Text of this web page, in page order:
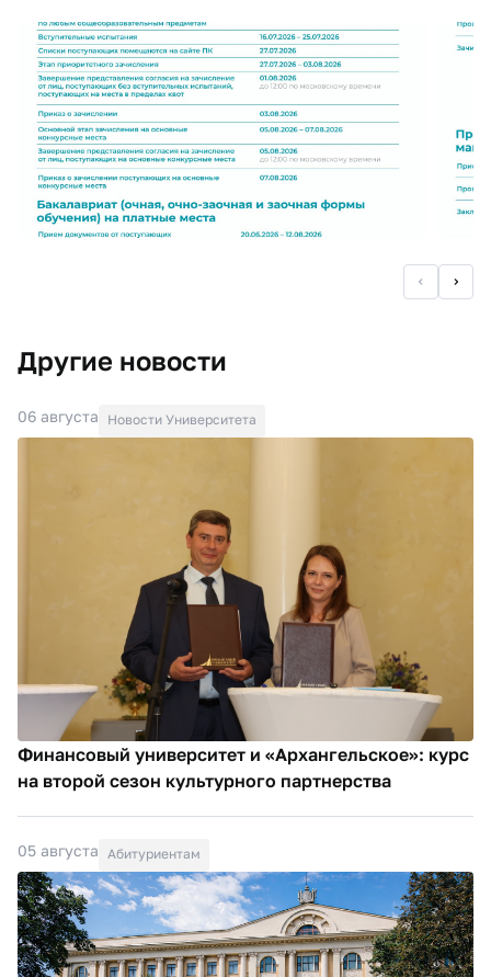
Другие новости
06 августа Новости Университета
Финансовый университет и «Архангельское»: курс
на второй сезон культурного партнерства
05 августа Абитуриентам